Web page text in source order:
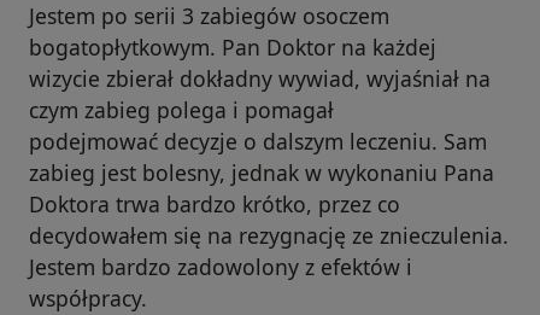
Jestem po serii 3 zabiegów osoczem
bogatopłytkowym. Pan Doktor na każdej
wizycie zbierał dokładny wywiad, wyjaśniał na
czym zabieg polega i pomagał
podejmować decyzje o dalszym leczeniu. Sam
zabieg jest bolesny, jednak w wykonaniu Pana
Doktora trwa bardzo krótko, przez co
decydowałem się na rezygnację ze znieczulenia.
Jestem bardzo zadowolony z efektów i
współpracy.